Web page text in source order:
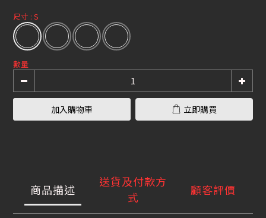
尺寸 : S
數量
加入購物車 立即購買
商品描述
送貨及付款方
式
顧客評價